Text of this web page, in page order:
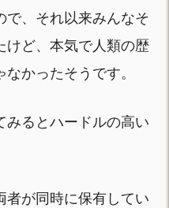
で、それ以来みんなそ
けど、本気で人類の歴
かったそうです。
みるとハードルの高い
者が同時に保有してい